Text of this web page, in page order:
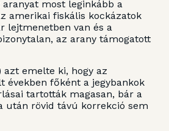
most leginkább a
amerikai fiskális kockázatok
lejtmenetben van és a
az arany támogatott
azt emelte ki, hogy az
években főként a jegybankok
tartották magasan, bár a
után rövid távú korrekció sem